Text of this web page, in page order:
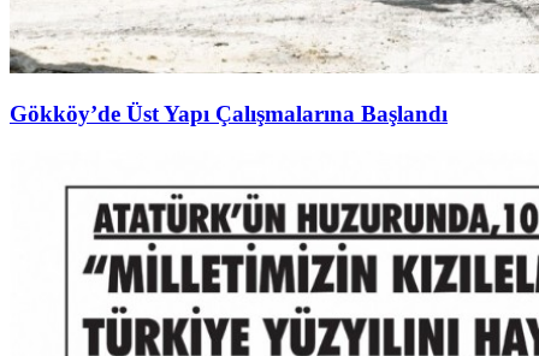
Gökköy’de Üst Yapı Çalışmalarına Başlandı